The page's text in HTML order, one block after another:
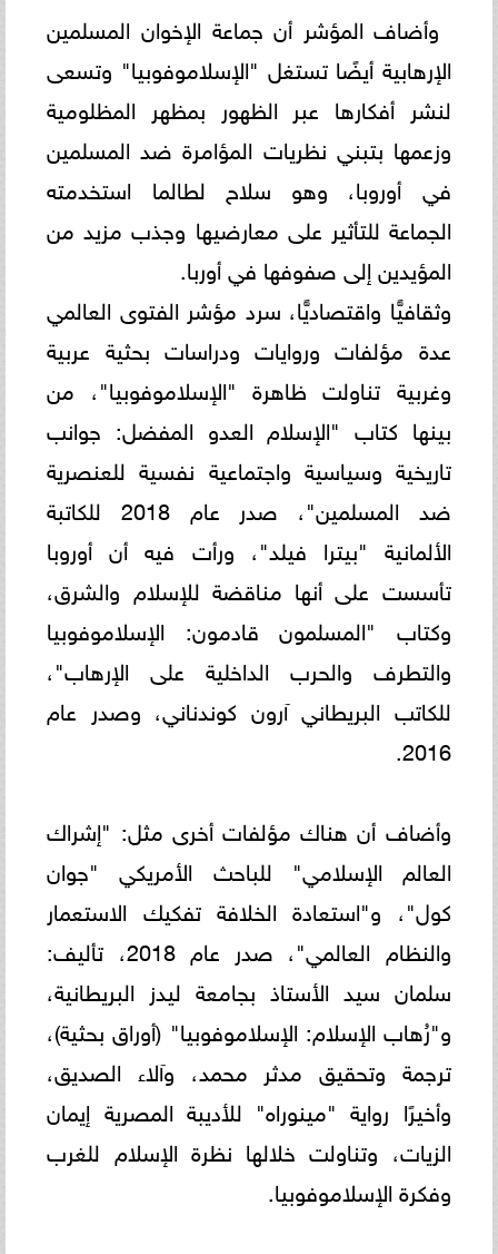
وأضاف المؤشر أن جماعة الإخوان المسلمين
الإرهابية أيضًا تستغل "الإسلاموفوبيا" وتسعى
لنشر أفكارها عبر الظهور بمظهر المظلومية
وزعمها بتبني نظريات المؤامرة ضد المسلمين
في أوروبا، وهو سلاح لطالما استخدمته
الجماعة للتأثير على معارضيها وجذب مزيد من
المؤيدين إلى صفوفها في أوربا.
وثقافيًّا واقتصاديًّا، سرد مؤشر الفتوى العالمي
عدة مؤلفات وروايات ودراسات بحثية عربية
وغربية تناولت ظاهرة "الإسلاموفوبيا"، من
بينها كتاب "الإسلام العدو المفضل: جوانب
تاريخية وسياسية واجتماعية نفسية للعنصرية
ضد المسلمين"، صدر عام 2018 للكاتبة
الألمانية "بيترا فيلد"، ورأت فيه أن أوروبا
تأسست على أنها مناقضة للإسلام والشرق،
وكتاب "المسلمون قادمون: الإسلاموفوبيا
والتطرف والحرب الداخلية على الإرهاب"،
للكاتب البريطاني آرون كوندناني، وصدر عام
2016.
وأضاف أن هناك مؤلفات أخرى مثل: "إشراك
العالم الإسلامي" للباحث الأمريكي "جوان
كول"، و"استعادة الخلافة تفكيك الاستعمار
والنظام العالمي"، صدر عام 2018، تأليف:
سلمان سيد الأستاذ بجامعة ليدز البريطانية،
و"رُهاب الإسلام: الإسلاموفوبيا" (أوراق بحثية)،
ترجمة وتحقيق مدثر محمد، وآلاء الصديق،
وأخيرًا رواية "مينوراه" للأديبة المصرية إيمان
الزيات، وتناولت خلالها نظرة الإسلام للغرب
وفكرة الإسلاموفوبيا.